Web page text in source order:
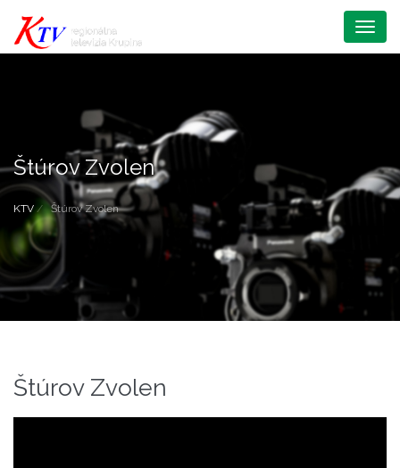
Menu
Štúrov Zvolen
KTV Štúrov Zvolen
Štúrov Zvolen